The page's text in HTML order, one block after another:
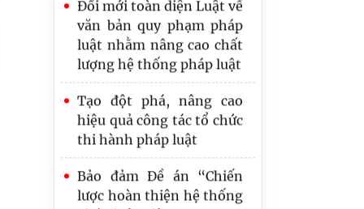
luật nhằm nâng cao chất
lượng hệ thống pháp luật
Tạo đột phá, nâng cao
hiệu quả công tác tổ chức
thi hành pháp luật
Bảo đảm Đề án “Chiến
lược hoàn thiện hệ thống
pháp luật Việt Nam trong
kỷ nguyên mới” có tính